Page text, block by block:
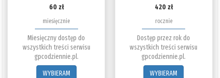
60 zł
miesięcznie
Miesięczny dostęp do
wszystkich treści serwisu
gpcodziennie.pl.
WYBIERAM
420 zł
rocznie
Dostęp przez rok do
wszystkich treści serwisu
gpcodziennie.pl.
WYBIERAM